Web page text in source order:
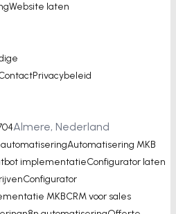
Website laten
Privacybeleid
Almere, Nederland
Automatisering MKB
implementatieConfigurator laten
Configurator
MKBCRM voor sales